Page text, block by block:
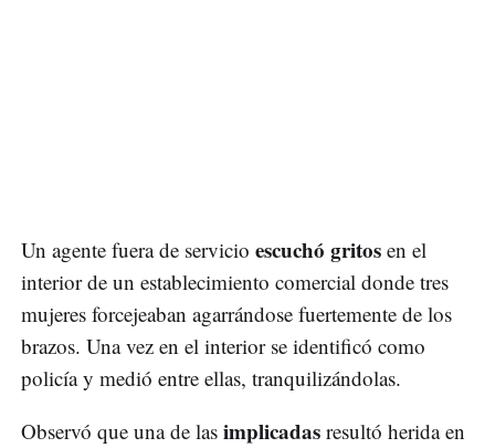
Un agente fuera de servicio escuchó gritos en el
interior de un establecimiento comercial donde tres
mujeres forcejeaban agarrándose fuertemente de los
brazos. Una vez en el interior se identificó como
policía y medió entre ellas, tranquilizándolas.
Observó que una de las implicadas resultó herida en